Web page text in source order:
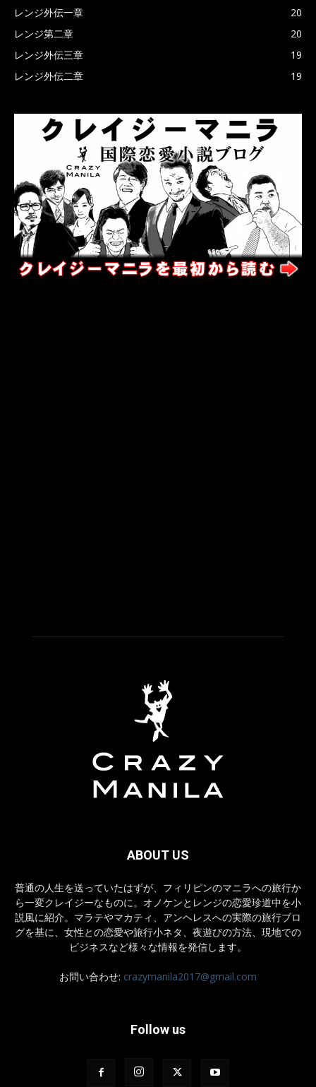
レンジ外伝一章
20
レンジ第二章
20
レンジ外伝三章
19
レンジ外伝二章
19
ABOUT US
普通の人生を送っていたはずが、フィリピンのマニラへの旅行か
ら一変クレイジーなものに。オノケンとレンジの恋愛珍道中を小
説風に紹介。マラテやマカティ、アンヘレスへの実際の旅行ブロ
グを基に、女性との恋愛や旅行小ネタ、夜遊びの方法、現地での
ビジネスなど様々な情報を発信します。
お問い合わせ: crazymanila2017@gmail.com
Follow us